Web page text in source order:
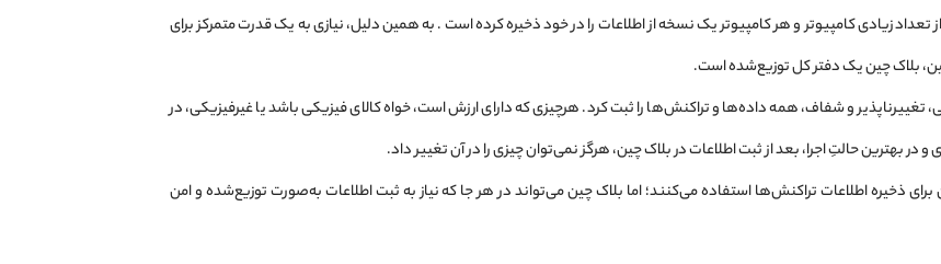
زیادی کامپیوتر و هر کامپیوتر یک نسخه از اطلاعات را در خود ذخیره کرده است . به همین دلیل، نیازی به یک قدرت متمرکز برای
بلاک چین یک دفتر کل توزیع‌شده است.
و شفاف، همه داده‌ها و تراکنش‌ها را ثبت کرد. هرچیزی که دارای ارزش است، خواه کالای فیزیکی باشد یا غیرفیزیکی، در
بهترین حالتِ اجرا، بعد از ثبت اطلاعات در بلاک چین، هرگز نمی‌توان چیزی را در آن تغییر داد.
ذخیره اطلاعات تراکنش‌ها استفاده می‌کنند؛ اما بلاک چین می‌تواند در هر جا که نیاز به ثبت اطلاعات به‌صورت توزیع‌شده و امن